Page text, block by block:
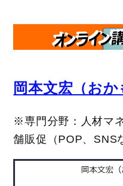
岡本文宏（おか
※専門分野：人材マ
舗販促（POP、SNS